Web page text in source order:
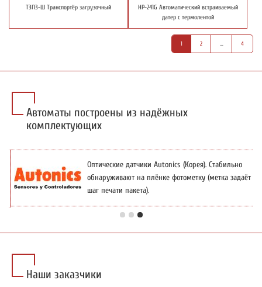
ТЗП3-Ш Транспортёр загрузочный
HP-241G Автоматический встраиваемый
датер с термолентой
1 2 ... 4
Автоматы построены из надёжных
комплектующих
Оптические датчики Autonics (Корея). Стабильно
обнаруживают на плёнке фотометку (метка задаёт
шаг печати пакета).
Наши заказчики